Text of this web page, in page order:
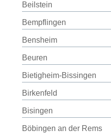
Beilstein
Bempflingen
Bensheim
Beuren
Bietigheim-Bissingen
Birkenfeld
Bisingen
Böbingen an der Rems